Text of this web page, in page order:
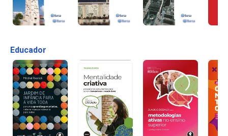
Educador